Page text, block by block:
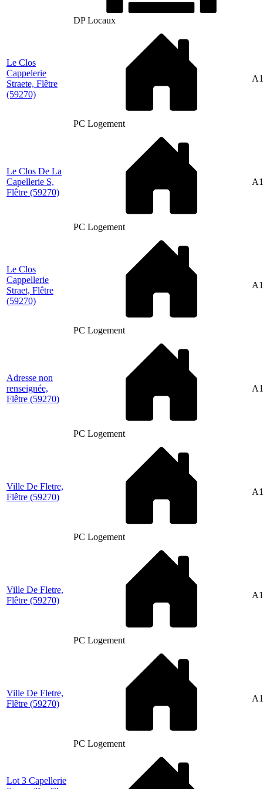
DP Locaux
Le Clos
Cappelerie
Straete, Flêtre
(59270)
PC Logement
Le Clos De La
Capellerie S,
Flêtre (59270)
PC Logement
Le Clos
Cappellerie
Straet, Flêtre
(59270)
PC Logement
Adresse non
renseignée,
Flêtre (59270)
PC Logement
Ville De Fletre,
Flêtre (59270)
PC Logement
Ville De Fletre,
Flêtre (59270)
PC Logement
Ville De Fletre,
Flêtre (59270)
PC Logement
Lot 3 Capellerie